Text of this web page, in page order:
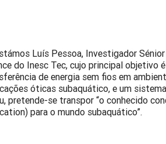
Luís Pessoa, Investigador
do Inesc Tec, cujo principal objetivo
de energia sem fios em
óticas subaquático, e um
pretende-se transpor “o conhecido
para o mundo subaquático”.